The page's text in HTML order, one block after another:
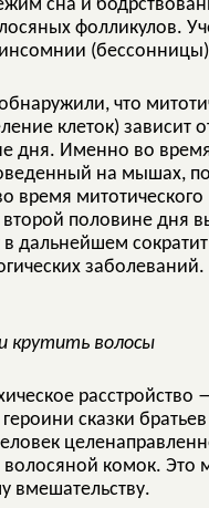
сна и
фолликулов.
что
клеток) зависит
дня. Именно во
на мышах,
время
второй половине
в дальнейшем
заболеваний.
крутить волосы
сказки
комок. Это
вмешательству.